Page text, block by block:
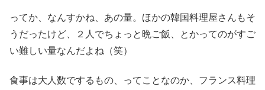
ってか、なんすかね、あの量。ほかの韓国料理屋さんもそ
うだったけど、２人でちょっと晩ご飯、とかってのがすご
い難しい量なんだよね（笑）
食事は大人数でするもの、ってことなのか、フランス料理